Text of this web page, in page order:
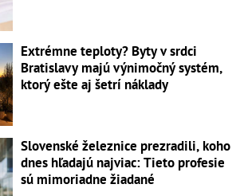
Extrémne teploty? Byty v srdci
Bratislavy majú výnimočný systém,
ktorý ešte aj šetrí náklady
Slovenské železnice prezradili, koho
dnes hľadajú najviac: Tieto profesie
sú mimoriadne žiadané